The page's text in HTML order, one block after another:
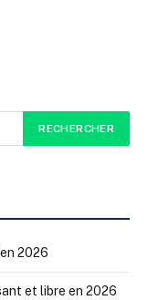
2026
et libre en 2026